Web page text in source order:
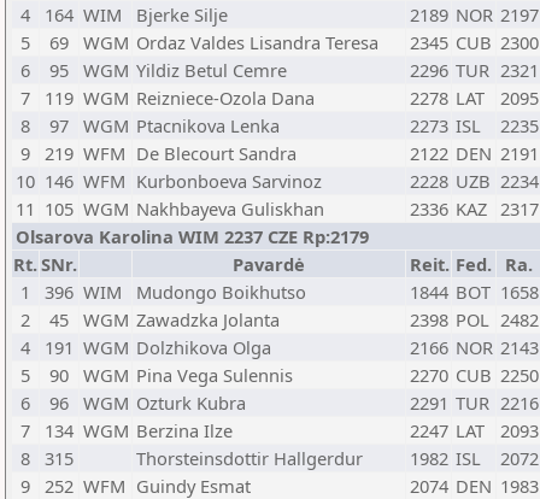
4
164 WIM Bjerke Silje 2189 NOR 2197
5
69 WGM Ordaz Valdes Lisandra Teresa 2345 CUB 2300
6
95 WGM Yildiz Betul Cemre 2296 TUR 2321
7
119 WGM Reizniece-Ozola Dana 2278 LAT
2095
8
97 WGM Ptacnikova Lenka 2273 ISL
2235
9
219 WFM De Blecourt Sandra 2122 DEN 2191
10 146 WFM Kurbonboeva Sarvinoz 2228 UZB 2234
11 105 WGM Nakhbayeva Guliskhan 2336 KAZ 2317
Olsarova Karolina WIM 2237 CZE Rp:2179
Rt.SNr. Pavardė Reit. Fed. Ra.
1
396 WIM Mudongo Boikhutso 1844 BOT 1658
2
45 WGM Zawadzka Jolanta 2398 POL 2482
4
191 WGM Dolzhikova Olga 2166 NOR 2143
5
90 WGM Pina Vega Sulennis 2270 CUB 2250
6
96 WGM Ozturk Kubra 2291 TUR 2216
7
134 WGM Berzina Ilze 2247 LAT
2093
8
315 Thorsteinsdottir Hallgerdur 1982 ISL
2072
9
252 WFM Guindy Esmat 2074 DEN 1983